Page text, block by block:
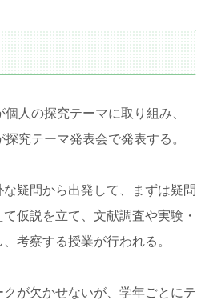
人の探究テーマに取り組み、
究テーマ発表会で発表する。
疑問から出発して、まずは疑問
仮説を立て、文献調査や実験・
考察する授業が行われる。
が欠かせないが、学年ごとにテ